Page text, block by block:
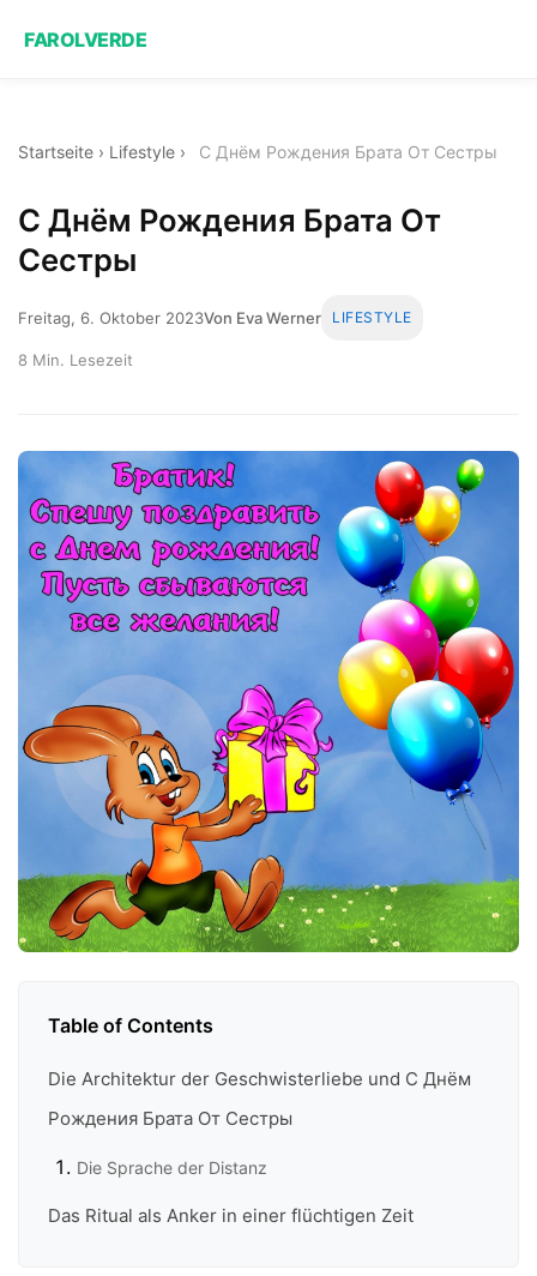
FAROLVERDE
Startseite › Lifestyle › С Днём Рождения Брата От Сестры
С Днём Рождения Брата От
Сестры
Freitag, 6. Oktober 2023Von Eva Werner LIFESTYLE
8 Min. Lesezeit
Table of Contents
Die Architektur der Geschwisterliebe und С Днём
Рождения Брата От Сестры
Die Sprache der Distanz
Das Ritual als Anker in einer flüchtigen Zeit